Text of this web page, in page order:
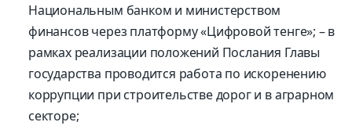
Национальным банком и министерством
финансов через платформу «Цифровой тенге»; – в
рамках реализации положений Послания Главы
государства проводится работа по искоренению
коррупции при строительстве дорог и в аграрном
секторе;